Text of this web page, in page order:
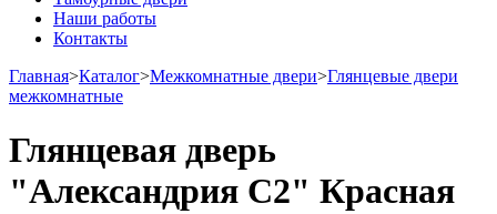
Наши работы
Контакты
Главная>Каталог>Межкомнатные двери>Глянцевые двери
межкомнатные
Глянцевая дверь
"Александрия С2" Красная